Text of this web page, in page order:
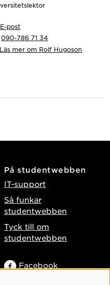
E-post
090-786 71 34
Läs mer om Rolf Hugoson
På studentwebben
IT-support
Så funkar
studentwebben
Tyck till om
studentwebben
Facebook